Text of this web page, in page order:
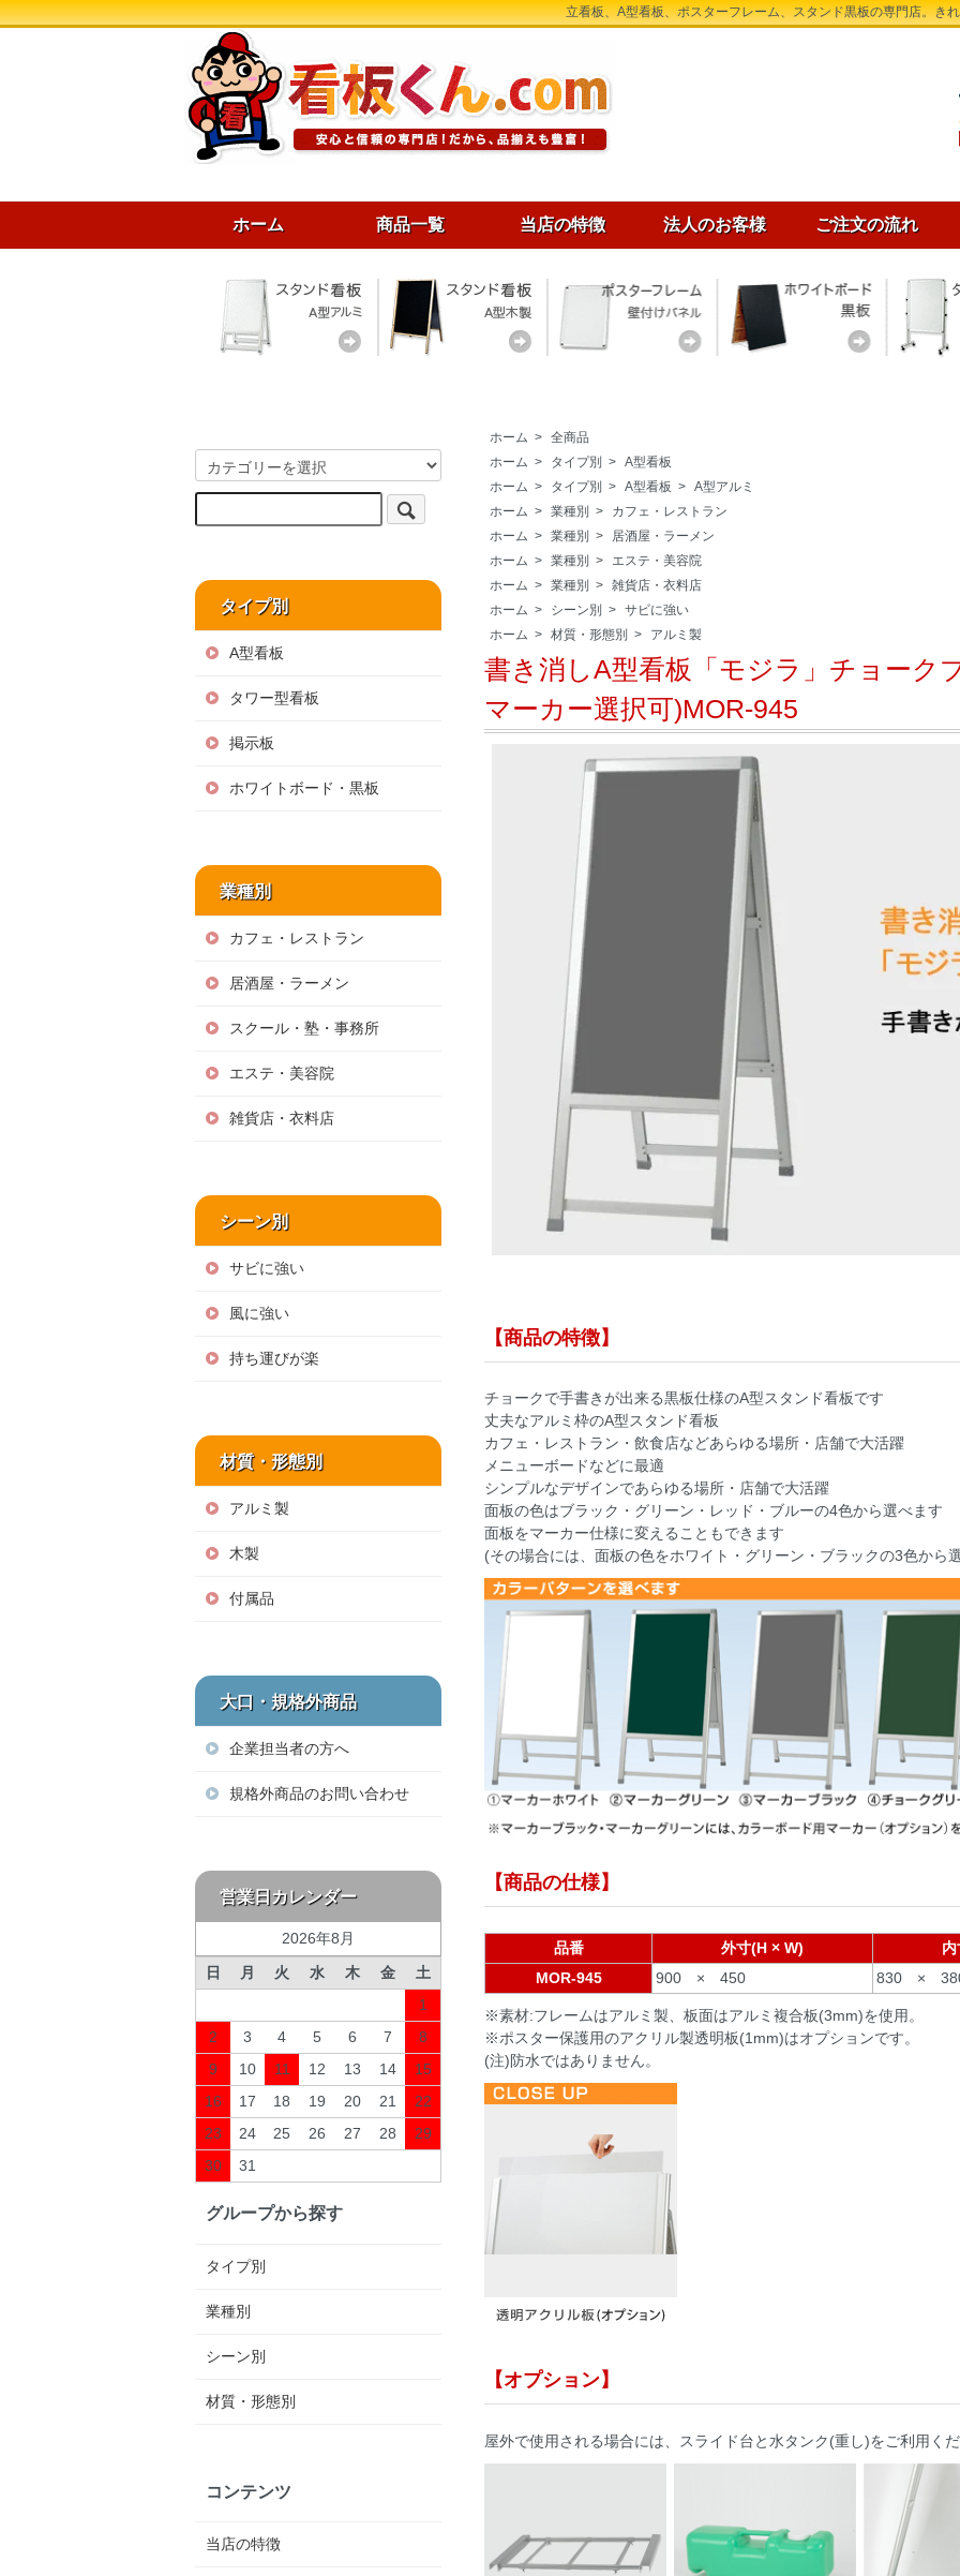
立看板、A型看板、ポスターフレーム、スタンド黒板の専門店。き
ホーム 商品一覧 当店の特徴 法人のお客様 ご注文の流れ
ホーム > 全商品
ホーム > タイプ別 > A型看板
ホーム > タイプ別 > A型看板 > A型アルミ
ホーム > 業種別 >
カフェ・レストラン
ホーム > 業種別 >
居酒屋・ラーメン
ホーム > 業種別 >
エステ・美容院
ホーム > 業種別 > 雑貨店・衣料店
ホーム > シーン別 > サビに強い
ホーム > 材質・形態別 > アルミ製
書き消しA型看板「モジラ」チョーク
マーカー選択可)MOR-945
【商品の特徴】
チョークで手書きが出来る黒板仕様のA型スタンド看板です
丈夫なアルミ枠のA型スタンド看板
カフェ・レストラン・飲食店などあらゆる場所・店舗で大活躍
メニューボードなどに最適
シンプルなデザインであらゆる場所・店舗で大活躍
面板の色はブラック・グリーン・レッド・ブルーの4色から選べます
面板をマーカー仕様に変えることもできます
(その場合には、面板の色をホワイト・グリーン・ブラックの3色から
【商品の仕様】
品番 外寸(H × W)
MOR-945
900 × 450 830 ×
※素材:フレームはアルミ製、板面はアルミ複合板(3mm)を使用。
※ポスター保護用のアクリル製透明板(1mm)はオプションです。
(注)防水ではありません。
【オプション】
屋外で使用される場合には、スライド台と水タンク(重し)をご利用く
タイプ別
A型看板
タワー型看板
掲示板
ホワイトボード・黒板
業種別
カフェ・レストラン
居酒屋・ラーメン
スクール・塾・事務所
エステ・美容院
雑貨店・衣料店
シーン別
サビに強い
風に強い
持ち運びが楽
材質・形態別
アルミ製
木製
付属品
大口・規格外商品
企業担当者の方へ
規格外商品のお問い合わせ
営業日カレンダー
2026年8月
日
月 火 水 木 金
土
1
2
3 4 5 6 7
8
9
10 11 12 13 14
15
16
17 18 19 20 21
22
23
24 25 26 27 28
29
30
31
グループから探す
タイプ別
業種別
シーン別
材質・形態別
コンテンツ
当店の特徴